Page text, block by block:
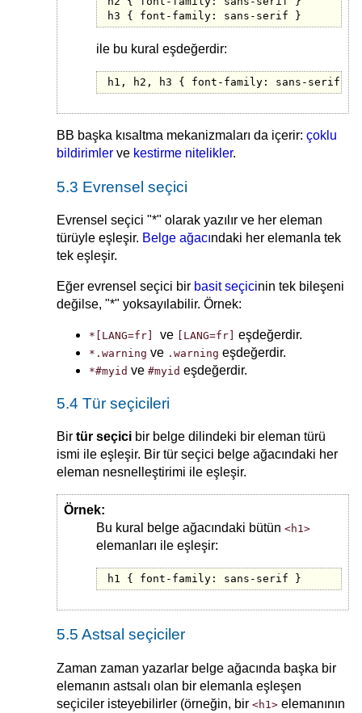
h3 { font-family: sans-serif }
ile bu kural eşdeğerdir:
h1, h2, h3 { font-family: sans-serif }
BB başka kısaltma mekanizmaları da içerir: çoklu
bildirimler ve kestirme nitelikler.
5.3 Evrensel seçici
Evrensel seçici "*" olarak yazılır ve her eleman
türüyle eşleşir. Belge ağacındaki her elemanla tek
tek eşleşir.
Eğer evrensel seçici bir basit seçicinin tek bileşeni
değilse, "*" yoksayılabilir. Örnek:
*[LANG=fr] ve [LANG=fr] eşdeğerdir.
*.warning ve .warning eşdeğerdir.
*#myid ve #myid eşdeğerdir.
5.4 Tür seçicileri
Bir tür seçici bir belge dilindeki bir eleman türü
ismi ile eşleşir. Bir tür seçici belge ağacındaki her
eleman nesnelleştirimi ile eşleşir.
Örnek:
Bu kural belge ağacındaki bütün <h1>
elemanları ile eşleşir:
h1 { font-family: sans-serif }
5.5 Astsal seçiciler
Zaman zaman yazarlar belge ağacında başka bir
elemanın astsalı olan bir elemanla eşleşen
seçiciler isteyebilirler (örneğin, bir <h1> elemanının